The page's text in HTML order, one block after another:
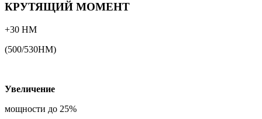
КРУТЯЩИЙ МОМЕНТ
+30 НМ
(500/530НМ)
Увеличение
мощности до 25%